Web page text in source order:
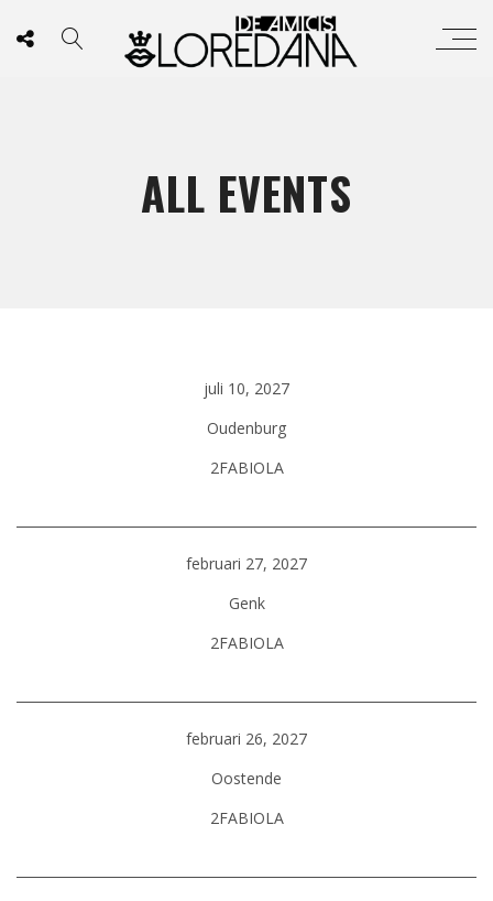
ALL EVENTS
juli 10, 2027
Oudenburg
2FABIOLA
februari 27, 2027
Genk
2FABIOLA
februari 26, 2027
Oostende
2FABIOLA